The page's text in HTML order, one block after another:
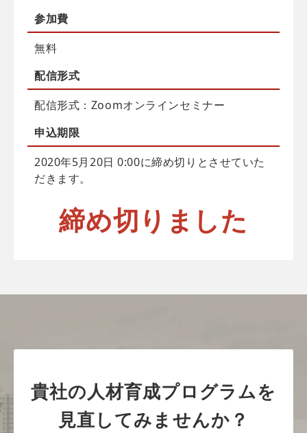
参加費
無料
配信形式
配信形式：Zoomオンラインセミナー
申込期限
2020年5月20日 0:00に締め切りとさせていた
だきます。
締め切りました
貴社の人材育成プログラムを
見直してみませんか？